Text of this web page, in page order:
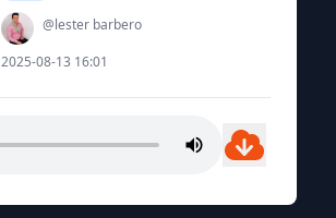
@lester barbero
2025-08-13 16:01